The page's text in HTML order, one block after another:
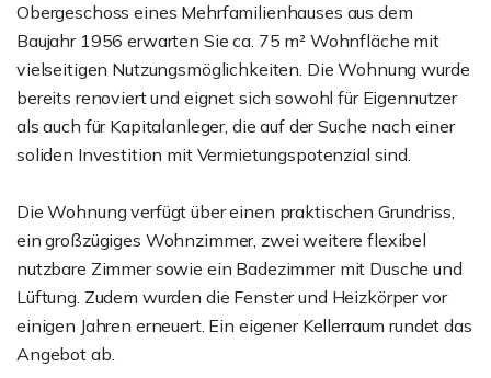
Obergeschoss eines Mehrfamilienhauses aus dem
Baujahr 1956 erwarten Sie ca. 75 m² Wohnfläche mit
vielseitigen Nutzungsmöglichkeiten. Die Wohnung wurde
bereits renoviert und eignet sich sowohl für Eigennutzer
als auch für Kapitalanleger, die auf der Suche nach einer
soliden Investition mit Vermietungspotenzial sind.
Die Wohnung verfügt über einen praktischen Grundriss,
ein großzügiges Wohnzimmer, zwei weitere flexibel
nutzbare Zimmer sowie ein Badezimmer mit Dusche und
Lüftung. Zudem wurden die Fenster und Heizkörper vor
einigen Jahren erneuert. Ein eigener Kellerraum rundet das
Angebot ab.